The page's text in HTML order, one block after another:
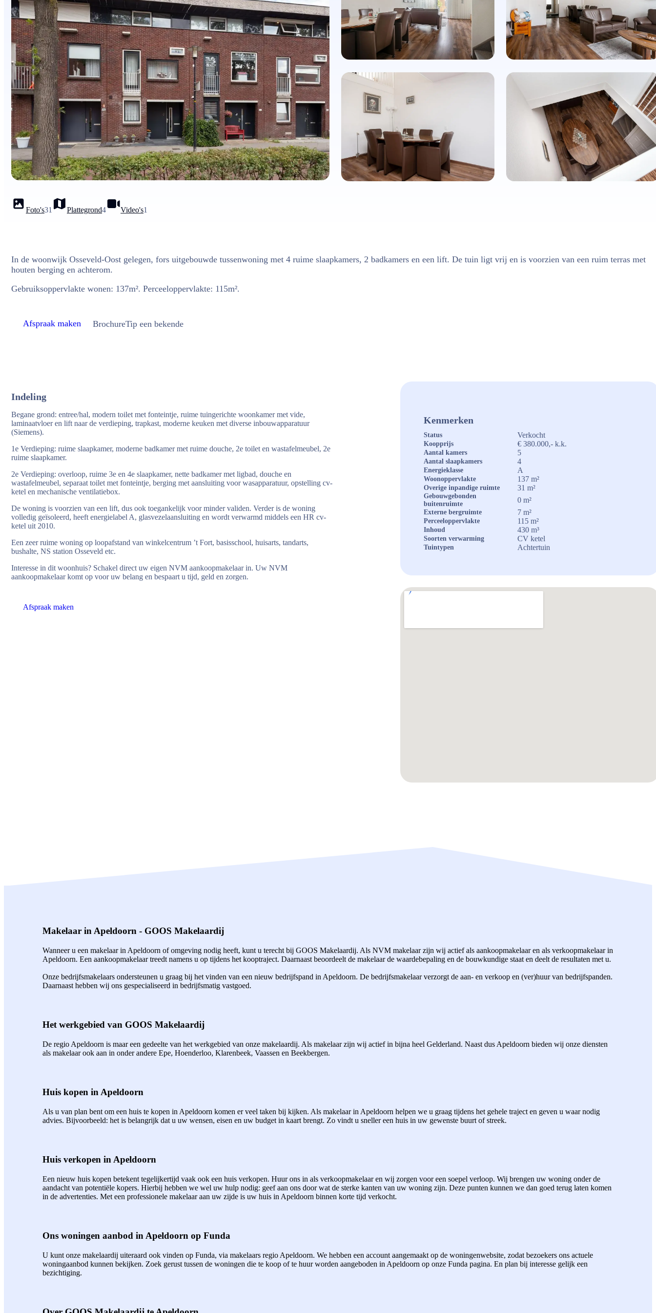
Foto's31 Plattegrond4 Video's1
In de woonwijk Osseveld-Oost gelegen, fors uitgebouwde tussenwoning met 4 ruime slaapkamers, 2 badkamers en een lift. De tuin ligt vrij en is voorzien van een ruim terras met
houten berging en achterom.
Gebruiksoppervlakte wonen: 137m². Perceeloppervlakte: 115m².
Afspraak maken BrochureTip een bekende
Indeling
Begane grond: entree/hal, modern toilet met fonteintje, ruime tuingerichte woonkamer met vide,
laminaatvloer en lift naar de verdieping, trapkast, moderne keuken met diverse inbouwapparatuur
(Siemens).
1e Verdieping: ruime slaapkamer, moderne badkamer met ruime douche, 2e toilet en wastafelmeubel, 2e
ruime slaapkamer.
2e Verdieping: overloop, ruime 3e en 4e slaapkamer, nette badkamer met ligbad, douche en
wastafelmeubel, separaat toilet met fonteintje, berging met aansluiting voor wasapparatuur, opstelling cv-
ketel en mechanische ventilatiebox.
De woning is voorzien van een lift, dus ook toegankelijk voor minder validen. Verder is de woning
volledig geïsoleerd, heeft energielabel A, glasvezelaansluiting en wordt verwarmd middels een HR cv-
ketel uit 2010.
Een zeer ruime woning op loopafstand van winkelcentrum ’t Fort, basisschool, huisarts, tandarts,
bushalte, NS station Osseveld etc.
Interesse in dit woonhuis? Schakel direct uw eigen NVM aankoopmakelaar in. Uw NVM
aankoopmakelaar komt op voor uw belang en bespaart u tijd, geld en zorgen.
Afspraak maken
Kenmerken
Status Verkocht
Koopprijs € 380.000,- k.k.
Aantal kamers 5
Aantal slaapkamers 4
Energieklasse A
Woonoppervlakte 137 m²
Overige inpandige ruimte 31 m²
Gebouwgebonden
buitenruimte
0 m²
Externe bergruimte 7 m²
Perceeloppervlakte 115 m²
Inhoud 430 m³
Soorten verwarming CV ketel
Tuintypen Achtertuin
Makelaar in Apeldoorn - GOOS Makelaardij
Wanneer u een makelaar in Apeldoorn of omgeving nodig heeft, kunt u terecht bij GOOS Makelaardij. Als NVM makelaar zijn wij actief als aankoopmakelaar en als verkoopmakelaar in
Apeldoorn. Een aankoopmakelaar treedt namens u op tijdens het kooptraject. Daarnaast beoordeelt de makelaar de waardebepaling en de bouwkundige staat en deelt de resultaten met u.
Onze bedrijfsmakelaars ondersteunen u graag bij het vinden van een nieuw bedrijfspand in Apeldoorn. De bedrijfsmakelaar verzorgt de aan- en verkoop en (ver)huur van bedrijfspanden.
Daarnaast hebben wij ons gespecialiseerd in bedrijfsmatig vastgoed.
Het werkgebied van GOOS Makelaardij
De regio Apeldoorn is maar een gedeelte van het werkgebied van onze makelaardij. Als makelaar zijn wij actief in bijna heel Gelderland. Naast dus Apeldoorn bieden wij onze diensten
als makelaar ook aan in onder andere Epe, Hoenderloo, Klarenbeek, Vaassen en Beekbergen.
Huis kopen in Apeldoorn
Als u van plan bent om een huis te kopen in Apeldoorn komen er veel taken bij kijken. Als makelaar in Apeldoorn helpen we u graag tijdens het gehele traject en geven u waar nodig
advies. Bijvoorbeeld: het is belangrijk dat u uw wensen, eisen en uw budget in kaart brengt. Zo vindt u sneller een huis in uw gewenste buurt of streek.
Huis verkopen in Apeldoorn
Een nieuw huis kopen betekent tegelijkertijd vaak ook een huis verkopen. Huur ons in als verkoopmakelaar en wij zorgen voor een soepel verloop. Wij brengen uw woning onder de
aandacht van potentiële kopers. Hierbij hebben we wel uw hulp nodig: geef aan ons door wat de sterke kanten van uw woning zijn. Deze punten kunnen we dan goed terug laten komen
in de advertenties. Met een professionele makelaar aan uw zijde is uw huis in Apeldoorn binnen korte tijd verkocht.
Ons woningen aanbod in Apeldoorn op Funda
U kunt onze makelaardij uiteraard ook vinden op Funda, via makelaars regio Apeldoorn. We hebben een account aangemaakt op de woningenwebsite, zodat bezoekers ons actuele
woningaanbod kunnen bekijken. Zoek gerust tussen de woningen die te koop of te huur worden aangeboden in Apeldoorn op onze Funda pagina. En plan bij interesse gelijk een
bezichtiging.